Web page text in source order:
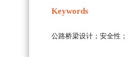
Keywords
公路桥梁设计；安全性